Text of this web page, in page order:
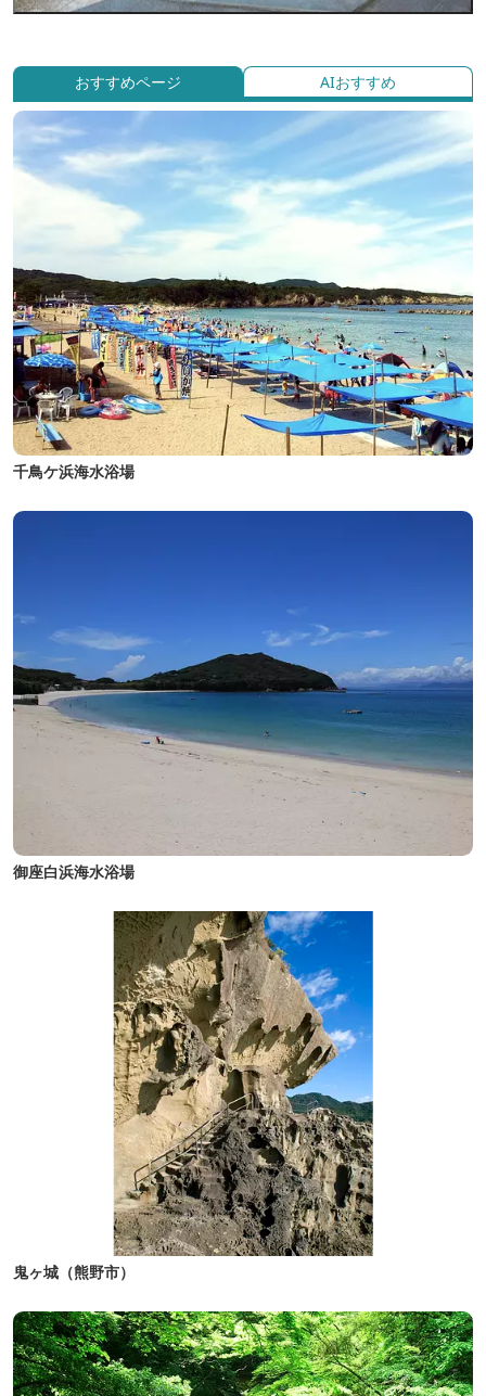
おすすめページ AIおすすめ
千鳥ケ浜海水浴場
御座白浜海水浴場
鬼ヶ城（熊野市）